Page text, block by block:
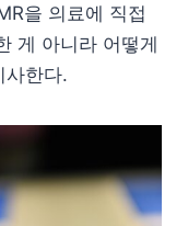
을 의료에 직접
게 아니라 어떻게
사한다.